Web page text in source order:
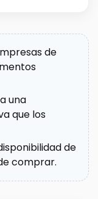
de
una
que los
de
comprar.